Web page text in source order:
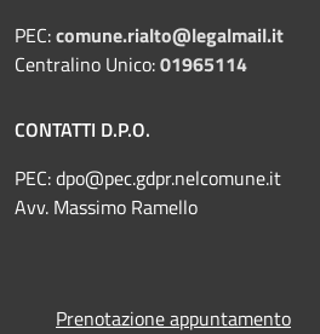
PEC:comune.rialto@legalmail.it
Centralino Unico:01965114
CONTATTI D.P.O.
PEC:dpo@pec.gdpr.nelcomune.it
Avv. Massimo Ramello
Prenotazione appuntamento